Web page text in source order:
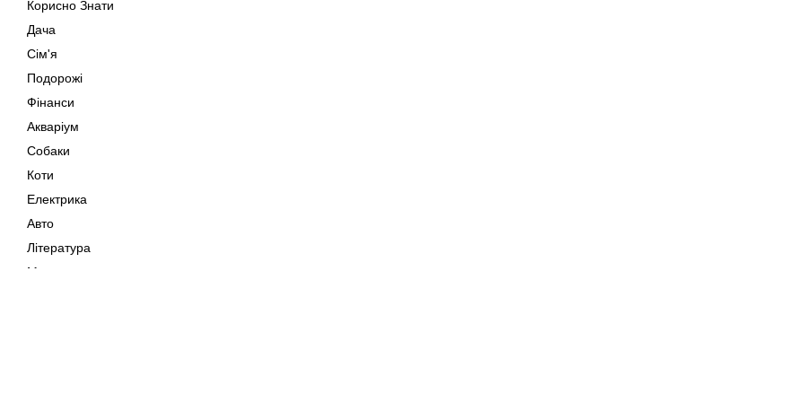
Корисно Знати
Дача
Сім'я
Подорожі
Фінанси
Акваріум
Собаки
Коти
Електрика
Авто
Література
Музика